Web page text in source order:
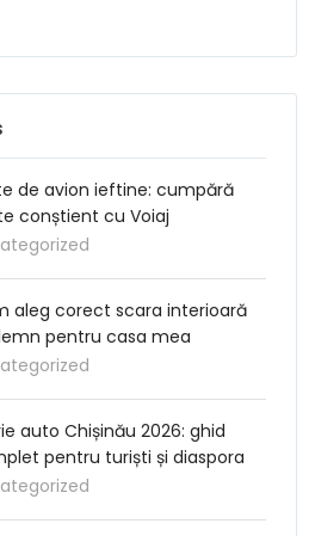
de avion ieftine: cumpără
conștient cu Voiaj
aleg corect scara interioară
pentru casa mea
auto Chișinău 2026: ghid
pentru turiști și diaspora